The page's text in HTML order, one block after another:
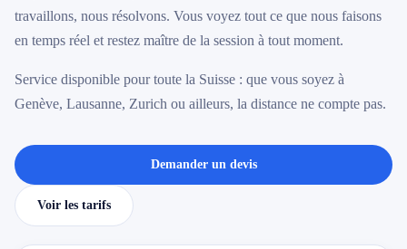
travaillons, nous résolvons. Vous voyez tout ce que nous faisons
en temps réel et restez maître de la session à tout moment.
Service disponible pour toute la Suisse : que vous soyez à
Genève, Lausanne, Zurich ou ailleurs, la distance ne compte pas.
Demander un devis
Voir les tarifs